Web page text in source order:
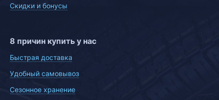
Скидки и бонусы
8 причин купить у нас
Быстрая доставка
Удобный самовывоз
Сезонное хранение